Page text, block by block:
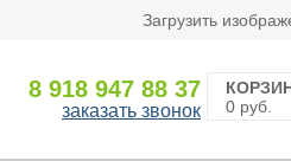
Загрузить
8 918 947 88 37
заказать звонок
0 руб.